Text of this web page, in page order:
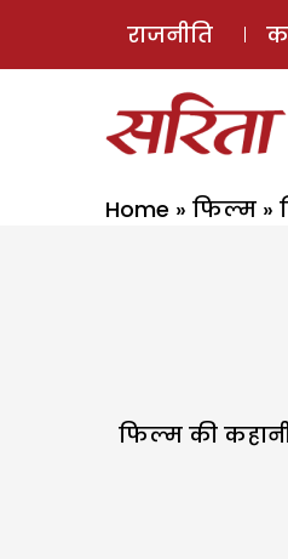
राजनीति
Home » फिल्म »
फिल्म की